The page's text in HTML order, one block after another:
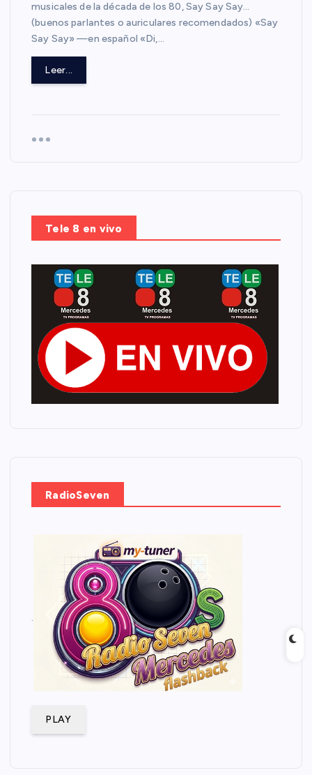
musicales de la década de los 80, Say Say Say…
(buenos parlantes o auriculares recomendados) «Say
Say Say» —en español «Di,…
Leer...
Tele 8 en vivo
RadioSeven
.
PLAY